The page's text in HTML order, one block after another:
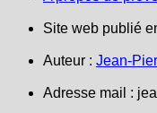
Site web publié
Auteur : Jean-
Adresse mail :